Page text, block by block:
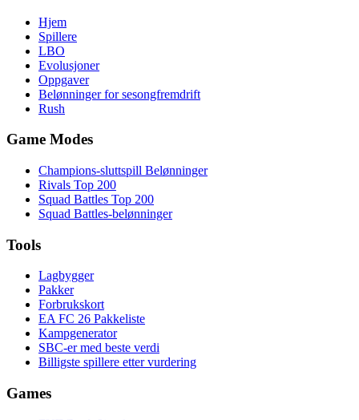
Hjem
Spillere
LBO
Evolusjoner
Oppgaver
Belønninger for sesongfremdrift
Rush
Game Modes
Champions-sluttspill Belønninger
Rivals Top 200
Squad Battles Top 200
Squad Battles-belønninger
Tools
Lagbygger
Pakker
Forbrukskort
EA FC 26 Pakkeliste
Kampgenerator
SBC-er med beste verdi
Billigste spillere etter vurdering
Games